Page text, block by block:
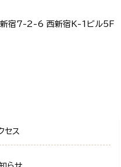
宿7-2-6 西新宿K-1ビル5F
セス